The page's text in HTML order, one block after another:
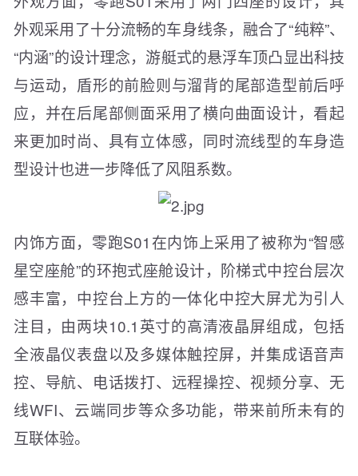
外观采用了十分流畅的车身线条，融合了“纯粹”、
“内涵”的设计理念，游艇式的悬浮车顶凸显出科技
与运动，盾形的前脸则与溜背的尾部造型前后呼
应，并在后尾部侧面采用了横向曲面设计，看起
来更加时尚、具有立体感，同时流线型的车身造
型设计也进一步降低了风阻系数。
内饰方面，零跑S01在内饰上采用了被称为“智感
星空座舱”的环抱式座舱设计，阶梯式中控台层次
感丰富，中控台上方的一体化中控大屏尤为引人
注目，由两块10.1英寸的高清液晶屏组成，包括
全液晶仪表盘以及多媒体触控屏，并集成语音声
控、导航、电话拨打、远程操控、视频分享、无
线WFI、云端同步等众多功能，带来前所未有的
互联体验。